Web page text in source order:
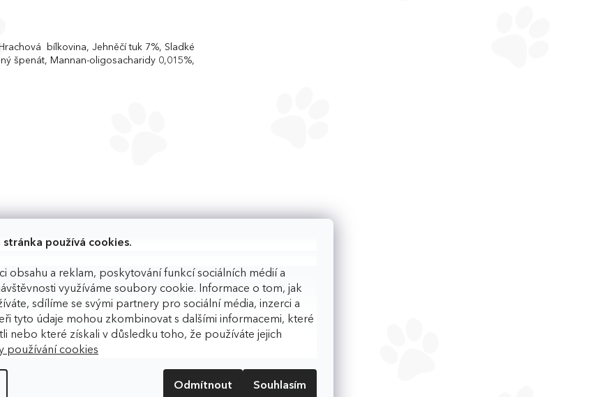
používá cookies.
obsahu a reklam, poskytování funkcí sociálních médií a
využíváme soubory cookie. Informace o tom, jak
sdílíme se svými partnery pro sociální média, inzerci a
tyto údaje mohou zkombinovat s dalšími informacemi, které
nebo které získali v důsledku toho, že používáte jejich
používání cookies
Odmítnout Souhlasím
bílkovina, Jehněčí tuk 7%, Sladké
špenát, Mannan-oligosacharidy 0,015%,